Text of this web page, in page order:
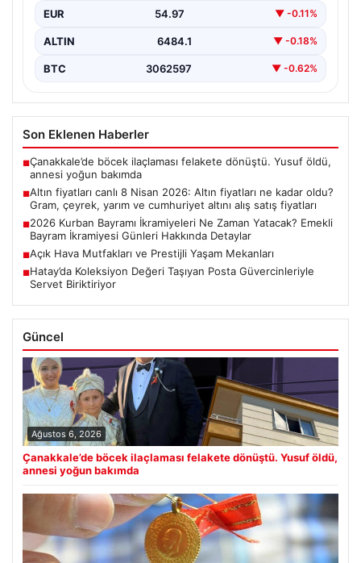
EUR 54.97 ▼ -0.11%
ALTIN 6484.1 ▼ -0.18%
BTC 3062597 ▼ -0.62%
Son Eklenen Haberler
■Çanakkale’de böcek ilaçlaması felakete dönüştü. Yusuf öldü,
annesi yoğun bakımda
■Altın fiyatları canlı 8 Nisan 2026: Altın fiyatları ne kadar oldu?
Gram, çeyrek, yarım ve cumhuriyet altını alış satış fiyatları
■2026 Kurban Bayramı İkramiyeleri Ne Zaman Yatacak? Emekli
Bayram İkramiyesi Günleri Hakkında Detaylar
■Açık Hava Mutfakları ve Prestijli Yaşam Mekanları
■Hatay’da Koleksiyon Değeri Taşıyan Posta Güvercinleriyle
Servet Biriktiriyor
Güncel
Ağustos 6, 2026
Çanakkale’de böcek ilaçlaması felakete dönüştü. Yusuf öldü,
annesi yoğun bakımda